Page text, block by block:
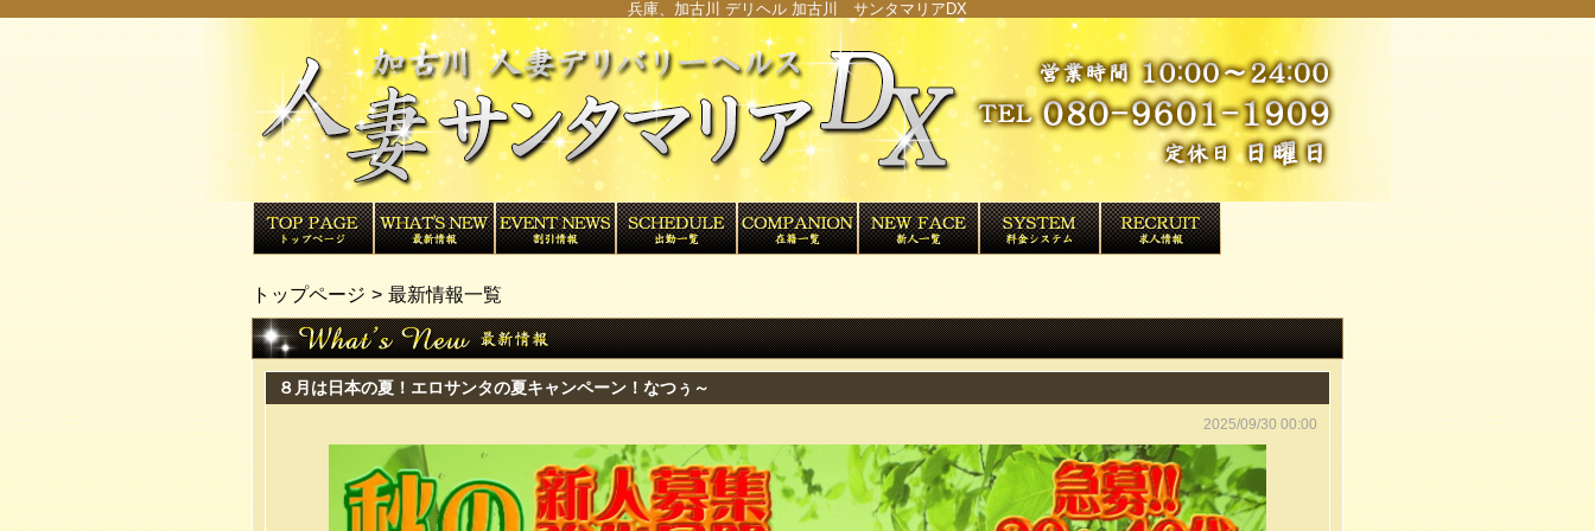
兵庫、加古川 デリヘル 加古川 サンタマリアDX
トップページ 最新情報一覧
８月は日本の夏！エロサンタの夏キャンペーン！なつぅ～
2025/09/30 00:00